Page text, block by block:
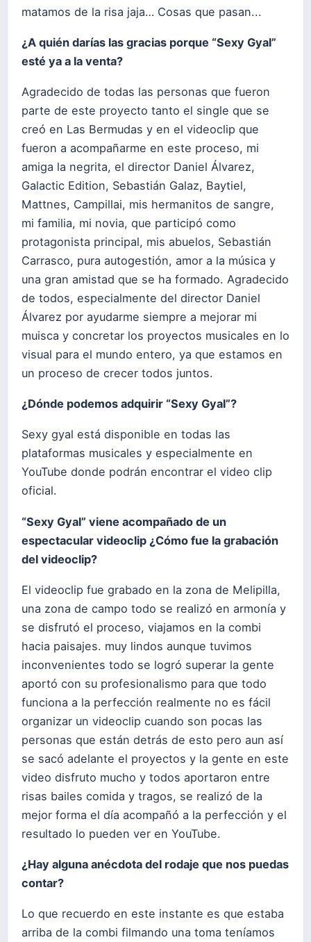
matamos de la risa jaja… Cosas que pasan...
¿A quién darías las gracias porque “Sexy Gyal”
esté ya a la venta?
Agradecido de todas las personas que fueron
parte de este proyecto tanto el single que se
creó en Las Bermudas y en el videoclip que
fueron a acompañarme en este proceso, mi
amiga la negrita, el director Daniel Álvarez,
Galactic Edition, Sebastián Galaz, Baytiel,
Mattnes, Campillai, mis hermanitos de sangre,
mi familia, mi novia, que participó como
protagonista principal, mis abuelos, Sebastián
Carrasco, pura autogestión, amor a la música y
una gran amistad que se ha formado. Agradecido
de todos, especialmente del director Daniel
Álvarez por ayudarme siempre a mejorar mi
muisca y concretar los proyectos musicales en lo
visual para el mundo entero, ya que estamos en
un proceso de crecer todos juntos.
¿Dónde podemos adquirir “Sexy Gyal”?
Sexy gyal está disponible en todas las
plataformas musicales y especialmente en
YouTube donde podrán encontrar el video clip
oficial.
“Sexy Gyal” viene acompañado de un
espectacular videoclip ¿Cómo fue la grabación
del videoclip?
El videoclip fue grabado en la zona de Melipilla,
una zona de campo todo se realizó en armonía y
se disfrutó el proceso, viajamos en la combi
hacia paisajes. muy lindos aunque tuvimos
inconvenientes todo se logró superar la gente
aportó con su profesionalismo para que todo
funciona a la perfección realmente no es fácil
organizar un videoclip cuando son pocas las
personas que están detrás de esto pero aun así
se sacó adelante el proyectos y la gente en este
video disfruto mucho y todos aportaron entre
risas bailes comida y tragos, se realizó de la
mejor forma el día acompañó a la perfección y el
resultado lo pueden ver en YouTube.
¿Hay alguna anécdota del rodaje que nos puedas
contar?
Lo que recuerdo en este instante es que estaba
arriba de la combi filmando una toma teníamos